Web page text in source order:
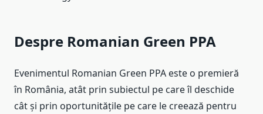
Despre Romanian Green PPA
Evenimentul Romanian Green PPA este o premieră
în România, atât prin subiectul pe care îl deschide
cât și prin oportunitățile pe care le creează pentru